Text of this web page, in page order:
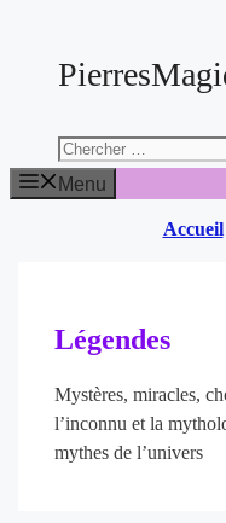
contenu
Chercher:
Menu
Accueil
Légendes
Mystères, miracles,
l’inconnu et la
mythes de l’univers